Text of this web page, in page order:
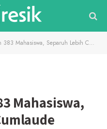
Mahasiswa, Separuh Lebih Cumlaude
Mahasiswa,